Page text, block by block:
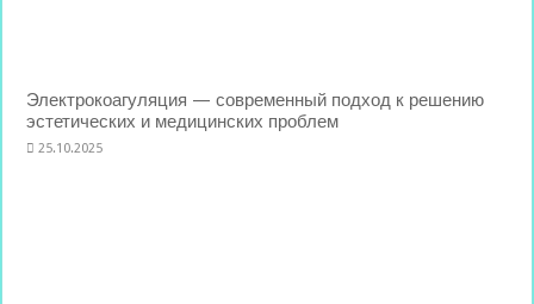
Электрокоагуляция — современный подход к решению
эстетических и медицинских проблем
25.10.2025